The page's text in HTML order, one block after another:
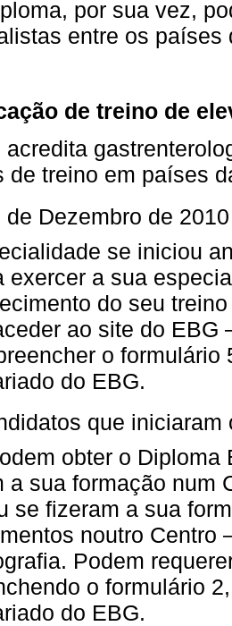
por sua vez,
entre os países
de treino de
acredita
de treino em países
de Dezembro de
se iniciou
exercer a sua
do seu
ao site do EBG
o formulário
do EBG.
que
obter o
a sua formação num
se fizeram a sua
noutro Centro
Podem
o formulário
do EBG.